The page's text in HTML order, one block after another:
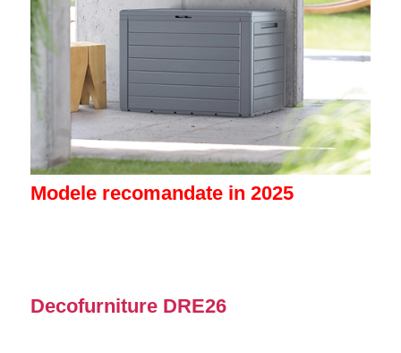
Modele recomandate in 2025
Decofurniture DRE26